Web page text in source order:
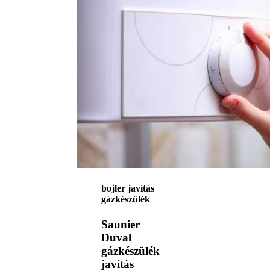
bojler javítás
gázkészülék
Saunier
Duval
gázkészülék
javítás